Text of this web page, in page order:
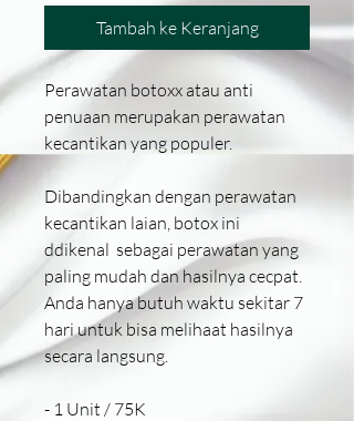
Tambah ke Keranjang
Perawatan botoxx atau anti
penuaan merupakan perawatan
kecantikan yang populer.
Dibandingkan dengan perawatan
kecantikan laian, botox ini
ddikenal sebagai perawatan yang
paling mudah dan hasilnya cecpat.
Anda hanya butuh waktu sekitar 7
hari untuk bisa melihaat hasilnya
secara langsung.
- 1 Unit / 75K